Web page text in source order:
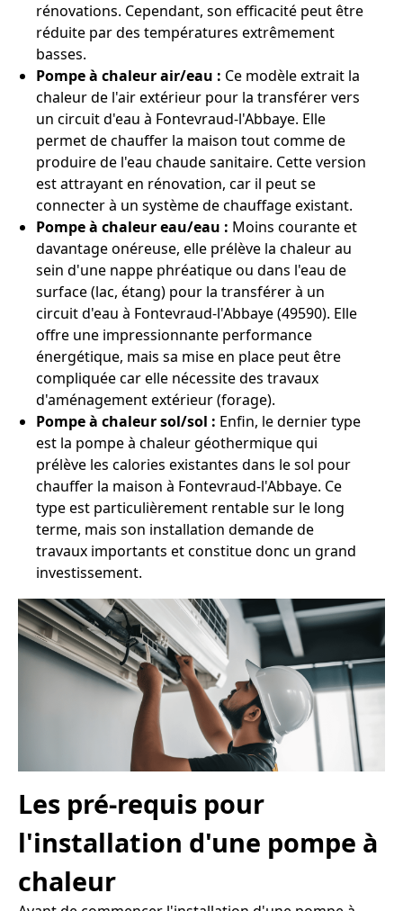
rénovations. Cependant, son efficacité peut être
réduite par des températures extrêmement
basses.
Pompe à chaleur air/eau : Ce modèle extrait la
chaleur de l'air extérieur pour la transférer vers
un circuit d'eau à Fontevraud-l'Abbaye. Elle
permet de chauffer la maison tout comme de
produire de l'eau chaude sanitaire. Cette version
est attrayant en rénovation, car il peut se
connecter à un système de chauffage existant.
Pompe à chaleur eau/eau : Moins courante et
davantage onéreuse, elle prélève la chaleur au
sein d'une nappe phréatique ou dans l'eau de
surface (lac, étang) pour la transférer à un
circuit d'eau à Fontevraud-l'Abbaye (49590). Elle
offre une impressionnante performance
énergétique, mais sa mise en place peut être
compliquée car elle nécessite des travaux
d'aménagement extérieur (forage).
Pompe à chaleur sol/sol : Enfin, le dernier type
est la pompe à chaleur géothermique qui
prélève les calories existantes dans le sol pour
chauffer la maison à Fontevraud-l'Abbaye. Ce
type est particulièrement rentable sur le long
terme, mais son installation demande de
travaux importants et constitue donc un grand
investissement.
Les pré-requis pour
l'installation d'une pompe à
chaleur